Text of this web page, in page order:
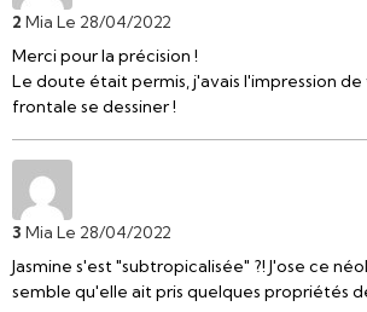
2 Mia Le 28/04/2022
Merci pour la précision !
Le doute était permis, j'avais l'impression
frontale se dessiner !
3 Mia Le 28/04/2022
Jasmine s'est "subtropicalisée" ?! J'ose ce
semble qu'elle ait pris quelques propriétés